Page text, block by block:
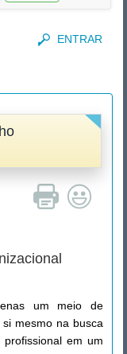
ENTRAR
um meio de
mesmo na busca
em um